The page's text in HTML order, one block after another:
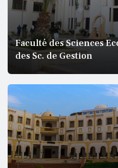
Faculté des Sciences
des Sc. de Gestion